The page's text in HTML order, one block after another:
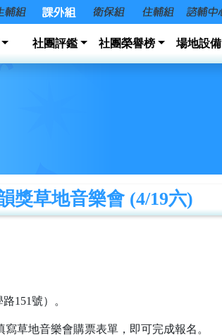
社團評鑑 社團榮譽榜 場地設備
獎草地音樂會 (4/19六)
151號）。
草地音樂會購票表單，即可完成報名。